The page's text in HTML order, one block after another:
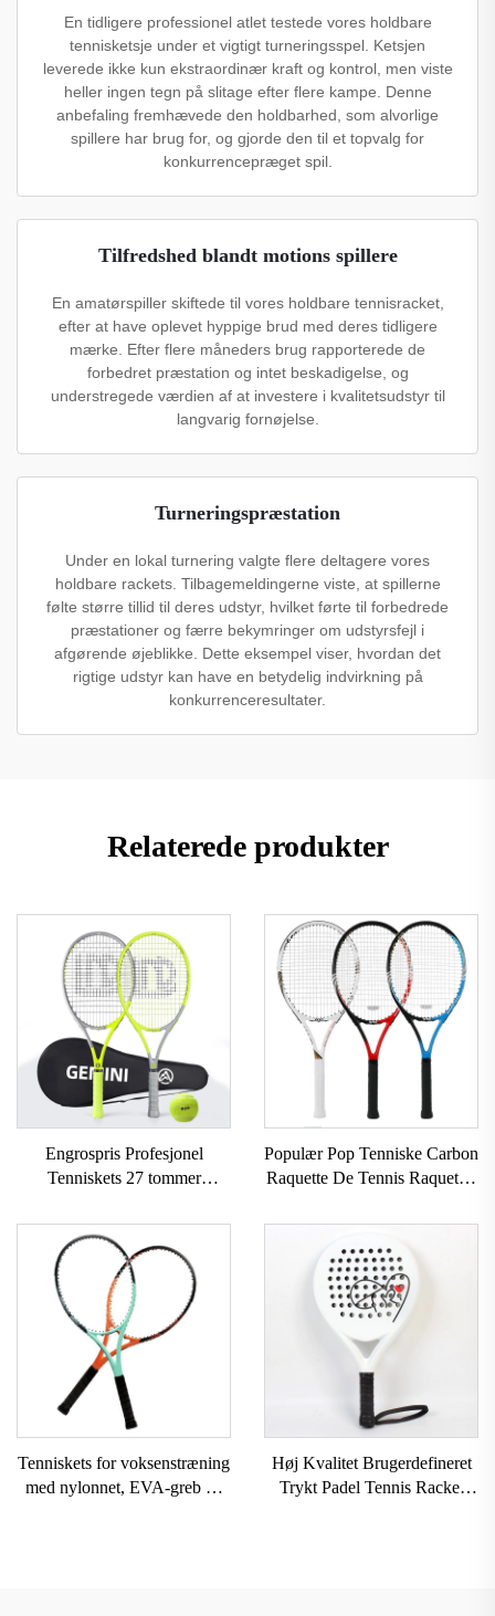
En tidligere professionel atlet testede vores holdbare
tennisketsje under et vigtigt turneringsspel. Ketsjen
leverede ikke kun ekstraordinær kraft og kontrol, men viste
heller ingen tegn på slitage efter flere kampe. Denne
anbefaling fremhævede den holdbarhed, som alvorlige
spillere har brug for, og gjorde den til et topvalg for
konkurrencepræget spil.
Tilfredshed blandt motions spillere
En amatørspiller skiftede til vores holdbare tennisracket,
efter at have oplevet hyppige brud med deres tidligere
mærke. Efter flere måneders brug rapporterede de
forbedret præstation og intet beskadigelse, og
understregede værdien af at investere i kvalitetsudstyr til
langvarig fornøjelse.
Turneringspræstation
Under en lokal turnering valgte flere deltagere vores
holdbare rackets. Tilbagemeldingerne viste, at spillerne
følte større tillid til deres udstyr, hvilket førte til forbedrede
præstationer og færre bekymringer om udstyrsfejl i
afgørende øjeblikke. Dette eksempel viser, hvordan det
rigtige udstyr kan have en betydelig indvirkning på
konkurrenceresultater.
Relaterede produkter
Engrospris Profesjonel
Tenniskets 27 tommer
Professionel Carbon Gemini
Tenniskets til Par
Populær Pop Tenniske Carbon
Raquette De Tennis Raquet til
indepåske Tenniske
Tenniskets for voksenstræning
med nylonnet, EVA-greb og
Høj Kvalitet Brugerdefineret
Trykt Padel Tennis Racket